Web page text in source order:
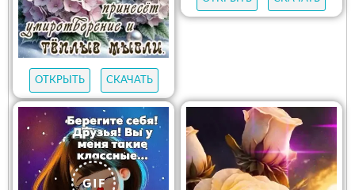
ОТКРЫТЬ СКАЧАТЬ